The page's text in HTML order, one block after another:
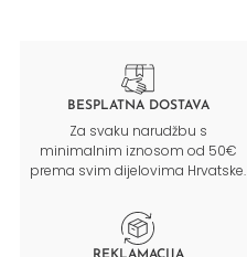
BESPLATNA DOSTAVA
Za svaku narudžbu s
minimalnim iznosom od 50€
prema svim dijelovima Hrvatske.